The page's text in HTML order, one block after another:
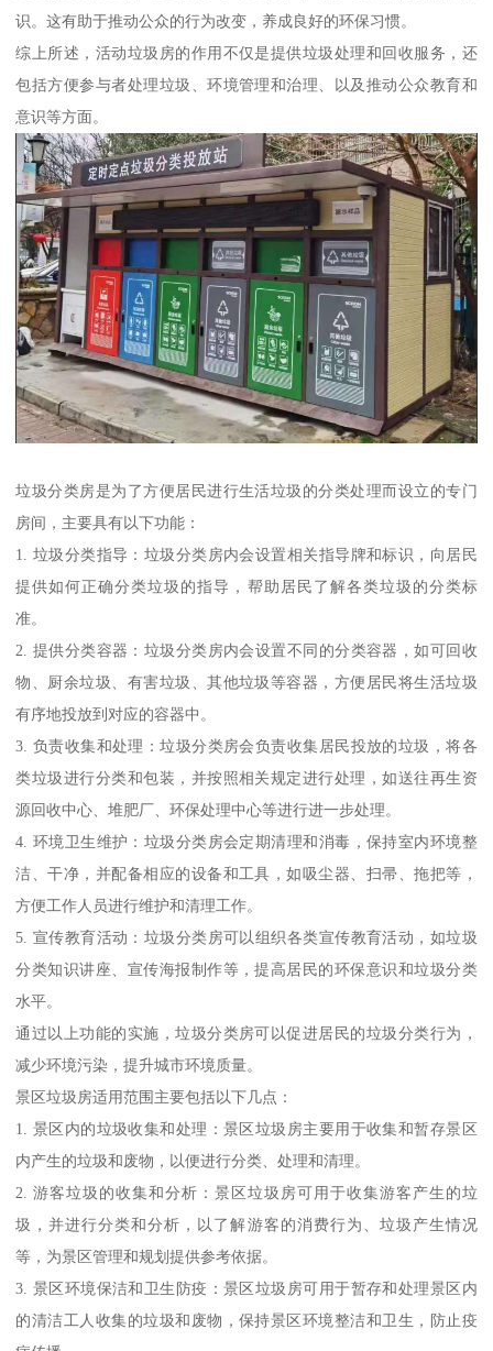
识。这有助于推动公众的行为改变，养成良好的环保习惯。
综上所述，活动垃圾房的作用不仅是提供垃圾处理和回收服务，还
包括方便参与者处理垃圾、环境管理和治理、以及推动公众教育和
意识等方面。
垃圾分类房是为了方便居民进行生活垃圾的分类处理而设立的专门
房间，主要具有以下功能：
1. 垃圾分类指导：垃圾分类房内会设置相关指导牌和标识，向居民
提供如何正确分类垃圾的指导，帮助居民了解各类垃圾的分类标
准。
2. 提供分类容器：垃圾分类房内会设置不同的分类容器，如可回收
物、厨余垃圾、有害垃圾、其他垃圾等容器，方便居民将生活垃圾
有序地投放到对应的容器中。
3. 负责收集和处理：垃圾分类房会负责收集居民投放的垃圾，将各
类垃圾进行分类和包装，并按照相关规定进行处理，如送往再生资
源回收中心、堆肥厂、环保处理中心等进行进一步处理。
4. 环境卫生维护：垃圾分类房会定期清理和消毒，保持室内环境整
洁、干净，并配备相应的设备和工具，如吸尘器、扫帚、拖把等，
方便工作人员进行维护和清理工作。
5. 宣传教育活动：垃圾分类房可以组织各类宣传教育活动，如垃圾
分类知识讲座、宣传海报制作等，提高居民的环保意识和垃圾分类
水平。
通过以上功能的实施，垃圾分类房可以促进居民的垃圾分类行为，
减少环境污染，提升城市环境质量。
景区垃圾房适用范围主要包括以下几点：
1. 景区内的垃圾收集和处理：景区垃圾房主要用于收集和暂存景区
内产生的垃圾和废物，以便进行分类、处理和清理。
2. 游客垃圾的收集和分析：景区垃圾房可用于收集游客产生的垃
圾，并进行分类和分析，以了解游客的消费行为、垃圾产生情况
等，为景区管理和规划提供参考依据。
3. 景区环境保洁和卫生防疫：景区垃圾房可用于暂存和处理景区内
的清洁工人收集的垃圾和废物，保持景区环境整洁和卫生，防止疫